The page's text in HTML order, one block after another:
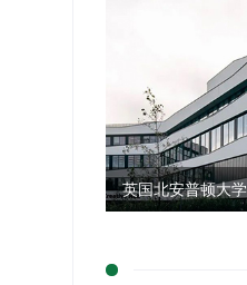
英国北安普顿大